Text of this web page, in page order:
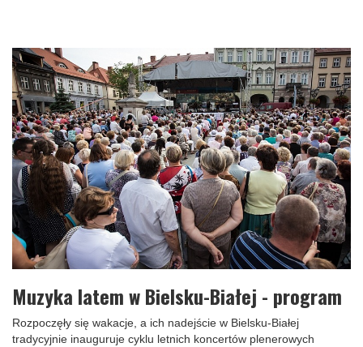
Muzyka latem w Bielsku-Białej - program
Rozpoczęły się wakacje, a ich nadejście w Bielsku-Białej
tradycyjnie inauguruje cyklu letnich koncertów plenerowych